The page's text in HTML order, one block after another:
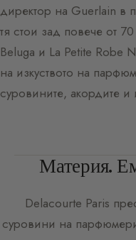
директор на Guerlain в
тя стои зад повече от
Beluga и La Petite Robe
на изкуството на
суровините, акордите и
Материя.
Delacourte Paris
суровини на